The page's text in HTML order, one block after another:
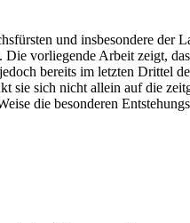
und insbesondere der
vorliegende Arbeit zeigt,
bereits im letzten Drittel
sie sich nicht allein auf die
die besonderen